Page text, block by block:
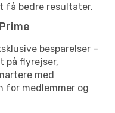
få bedre resultater.
besparelser –
på flyrejser,
med
for medlemmer og